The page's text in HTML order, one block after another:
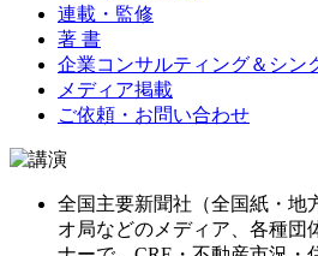
連載・監修
著 書
企業コンサルティング＆シン
メディア掲載
ご依頼・お問い合わせ
全国主要新聞社（全国紙・地
オ局などのメディア、各種団